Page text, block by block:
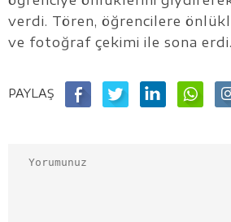
verdi. Tören, öğrencilere
ve fotoğraf çekimi ile sona erdi.
PAYLAŞ